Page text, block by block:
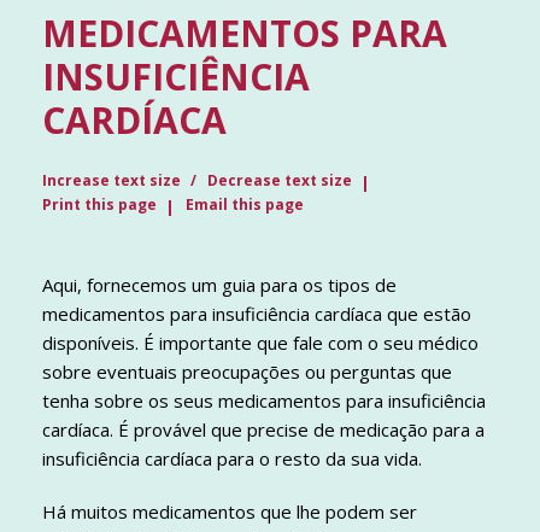
MEDICAMENTOS PARA
INSUFICIÊNCIA
CARDÍACA
Increase text size
Decrease text size
Print this page
Email this page
Aqui, fornecemos um guia para os tipos de
medicamentos para insuficiência cardíaca que estão
disponíveis. É importante que fale com o seu médico
sobre eventuais preocupações ou perguntas que
tenha sobre os seus medicamentos para insuficiência
cardíaca. É provável que precise de medicação para a
insuficiência cardíaca para o resto da sua vida.
Há muitos medicamentos que lhe podem ser